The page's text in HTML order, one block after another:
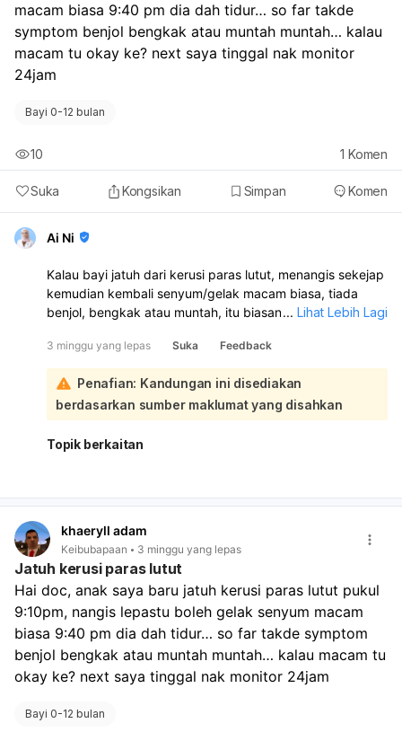
Guna 1 kali sehari atau selang hari
Sapu pelembap ringkas selepas cuci muka
Hentikan jika pedih, merah, atau makin kering Kalau
dermatitis masih mudah berulang, lebih baik jumpa
sesuai dengan keadaan kulit anda.
macam biasa 9:40 pm dia dah tidur… so far takde
symptom benjol bengkak atau muntah muntah… kalau
macam tu okay ke? next saya tinggal nak monitor
24jam
Bayi 0-12 bulan
Suka Kongsikan Simpan Komen
10 1 Komen
Ai Ni
Kalau bayi jatuh dari kerusi paras lutut, menangis sekejap
kemudian kembali senyum/gelak macam biasa, tiada
benjol, bengkak atau muntah, itu biasanya tanda yang
anda rancang:
Apa yang perlu dibuat sekarang: periksa kepala dan
badan bayi untuk benjol, lebam, pendarahan atau
perubahan tingkah laku; pastikan bayi rehat, elakkan
aktiviti lasak, dan tenangkan dia jika terjaga. Boleh terus
susukan/beri susu seperti biasa. Segera bawa ke doktor
menangis tak berhenti, pendarahan, benjol besar, atau
normal, biasanya boleh terus dipantau di rumah.
... Lihat Lebih Lagi
3 minggu yang lepas Suka Feedback
Penafian: Kandungan ini disediakan
berdasarkan sumber maklumat yang disahkan
Topik berkaitan
khaeryll adam
Keibubapaan 3 minggu yang lepas
Jatuh kerusi paras lutut
Hai doc, anak saya baru jatuh kerusi paras lutut pukul
9:10pm, nangis lepastu boleh gelak senyum macam
biasa 9:40 pm dia dah tidur… so far takde symptom
benjol bengkak atau muntah muntah… kalau macam tu
okay ke? next saya tinggal nak monitor 24jam
Bayi 0-12 bulan